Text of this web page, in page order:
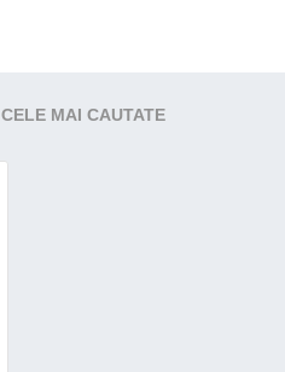
CELE MAI CAUTATE